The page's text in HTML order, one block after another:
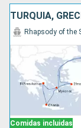
TURQUÍA,
Comidas incluidas
Rhapsody of the